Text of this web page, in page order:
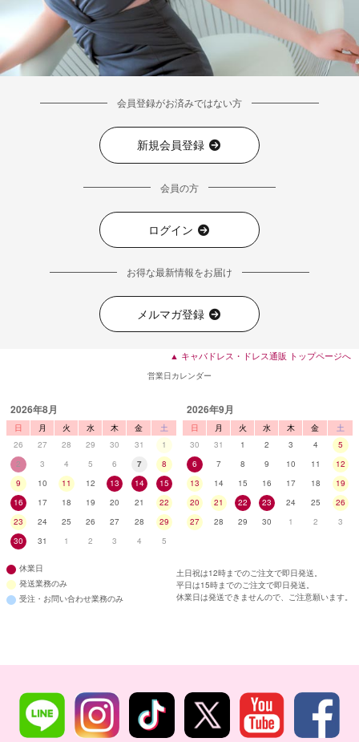
会員登録がお済みではない方
新規会員登録
会員の方
ログイン
お得な最新情報をお届け
メルマガ登録
▲ キャバドレス・ドレス通販 トップページへ
営業日カレンダー
2026年8月
日 月 火 水 木 金
土
26
27 28 29 30 31
1
2
3 4 5 6 7
8
9
10 11 12 13 14
15
16
17 18 19 20 21
22
23
24 25 26 27 28
29
30
31 1 2 3 4 5
2026年9月
日 月 火 水 木 金
土
30
31 1 2 3 4
5
6
7 8 9 10 11
12
13
14 15 16 17 18
19
20
21 22 23 24 25
26
27
28 29 30 1 2 3
休業日
発送業務のみ
受注・お問い合わせ業務のみ
土日祝は12時までのご注文で即日発送。
平日は15時までのご注文で即日発送。
休業日は発送できませんので、ご注意願います。